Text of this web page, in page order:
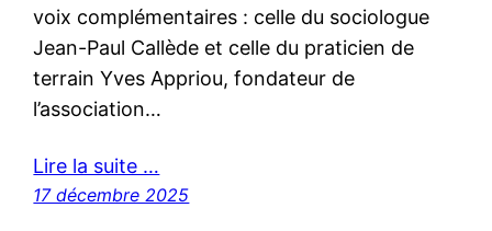
voix complémentaires : celle du sociologue
Jean-Paul Callède et celle du praticien de
terrain Yves Appriou, fondateur de
l’association…
Lire la suite …
17 décembre 2025